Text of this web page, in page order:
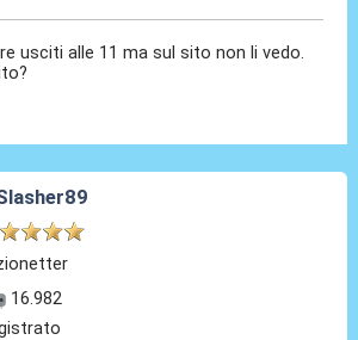
usciti alle 11 ma sul sito non li vedo.
16.982